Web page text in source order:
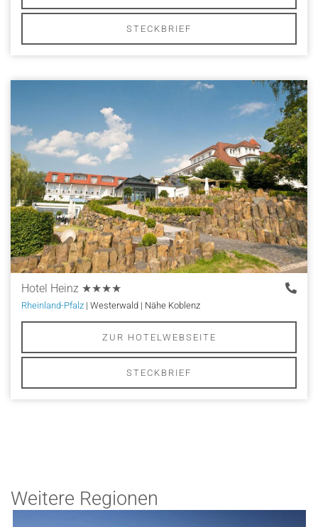
STECKBRIEF
Hotel Heinz ★★★★
Rheinland-Pfalz | Westerwald | Nähe Koblenz
ZUR HOTELWEBSEITE
STECKBRIEF
Weitere Regionen